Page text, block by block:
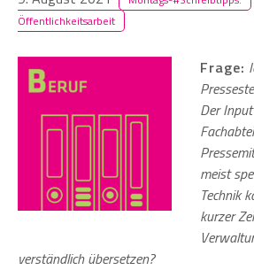
Öffentlichkeitsarbeit
Frage:
Der
meist
Technik
kurzer
verständlich übersetzen?